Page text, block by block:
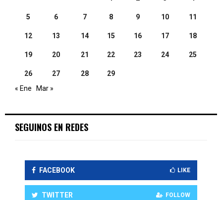
5 6 7 8 9 10 11
12 13 14 15 16 17 18
19 20 21 22 23 24 25
26 27 28
29
« Ene
Mar »
SEGUINOS EN REDES
FACEBOOK LIKE
TWITTER FOLLOW